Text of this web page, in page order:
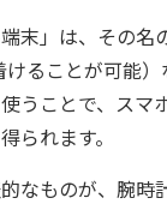
末」は、その名
ることが可能
うことで、スマ
られます。
なものが、腕時